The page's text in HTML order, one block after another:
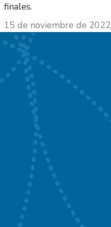
finales.
15 de noviembre de 2022